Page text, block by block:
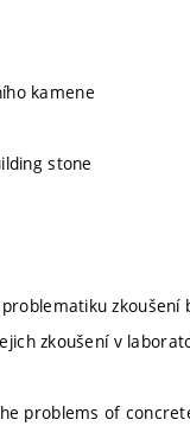
kamene
stone
zkoušení v
problems of